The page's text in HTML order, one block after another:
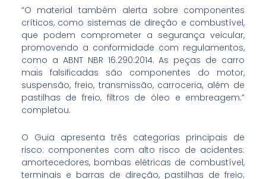
“O material também alerta sobre componentes
críticos, como sistemas de direção e combustível,
que podem comprometer a segurança veicular,
promovendo a conformidade com regulamentos,
como a ABNT NBR 16.290:2014. As peças de carro
mais falsificadas são componentes do motor,
suspensão, freio, transmissão, carroceria, além de
pastilhas de freio, filtros de óleo e embreagem.”
completou.
O Guia apresenta três categorias principais de
risco: componentes com alto risco de acidentes:
amortecedores, bombas elétricas de combustível,
terminais e barras de direção, pastilhas de freio;